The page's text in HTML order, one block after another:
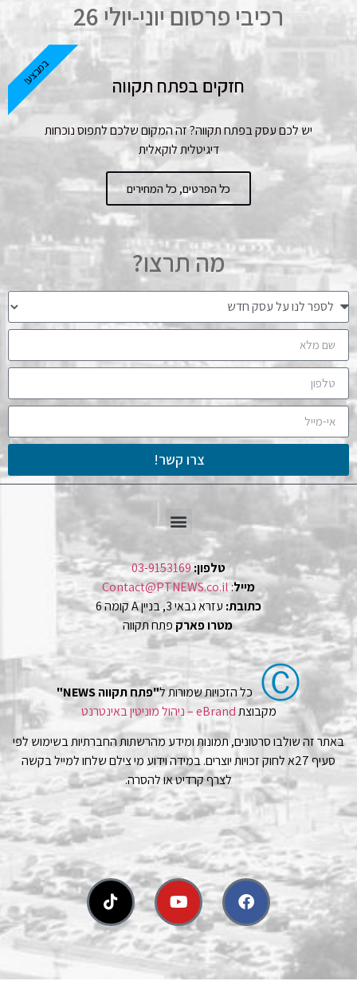
רכיבי פרסום יוני-יולי 26
חזקים בפתח תקווה
יש לכם עסק בפתח תקווה? זה המקום שלכם לתפוס נוכחות
דיגיטלית לוקאלית
כל הפרטים, כל המחירים
במבצע!
מה תרצו?
צרו קשר!
טלפון:03-9153169
מייל:
Contact@PTNEWS.co.il
כתובת: עזרא גבאי 3, בניין A קומה 6
מטרו פארק פתח תקווה
Ⓒ כל הזכויות שמורות ל"פתח תקווה NEWS"
מקבוצתeBrand – ניהול מוניטין באינטרנט
באתר זה שולבו סרטונים, תמונות ומידע מהרשתות החברתיות בשימוש לפי
סעיף 27א לחוק זכויות יוצרים. במידה וידוע מי צילם שלחו למייל בקשה
לצרף קרדיט או להסרה.